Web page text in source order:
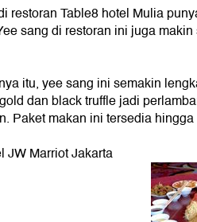
restoran Table8 hotel Mulia
sang di restoran ini juga
itu, yee sang ini semakin
dan black truffle jadi
Paket makan ini tersedia
JW Marriot Jakarta